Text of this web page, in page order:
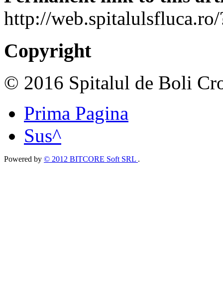
http://web.spitalulsfluca.ro/
Copyright
© 2016 Spitalul de Boli
Prima Pagina
Sus^
Powered by © 2012 BITCORE Soft SRL .